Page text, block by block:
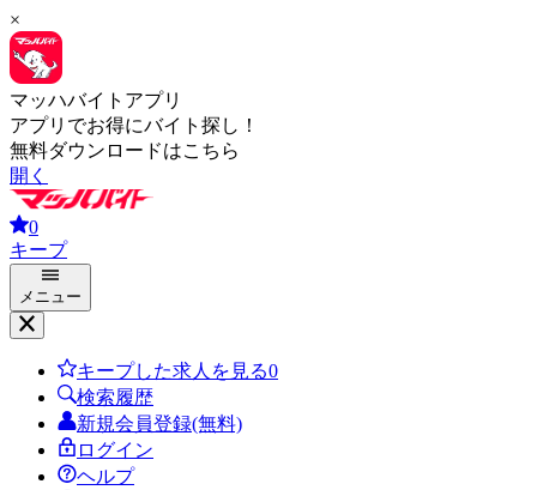
×
マッハバイトアプリ
アプリでお得にバイト探し！
無料ダウンロードはこちら
開く
0
キープ
メニュー
キープした求人を見る0
検索履歴
新規会員登録(無料)
ログイン
ヘルプ